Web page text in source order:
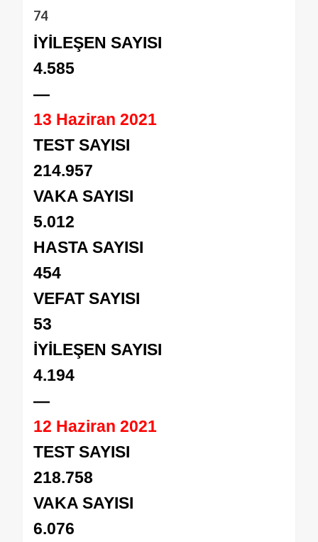
74
İYİLEŞEN SAYISI
4.585
—
13 Haziran 2021
TEST SAYISI
214.957
VAKA SAYISI
5.012
HASTA SAYISI
454
VEFAT SAYISI
53
İYİLEŞEN SAYISI
4.194
—
12 Haziran 2021
TEST SAYISI
218.758
VAKA SAYISI
6.076